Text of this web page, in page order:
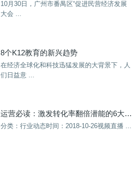
10月30日，广州市番禺区“促进民营经济发展
大会 ...
8个K12教育的新兴趋势
在经济全球化和科技迅猛发展的大背景下，人
们日益意 ...
运营必读：激发转化率翻倍潜能的6大黄金法则
分类：行业动态时间：2018-10-26视频直播 ...